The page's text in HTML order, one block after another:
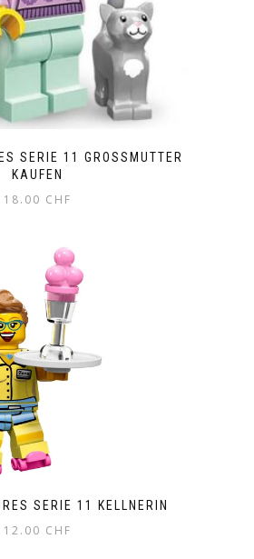
SERIE 11 GROSSMUTTER
KAUFEN
18.00 CHF
SERIE 11 KELLNERIN
12.00 CHF